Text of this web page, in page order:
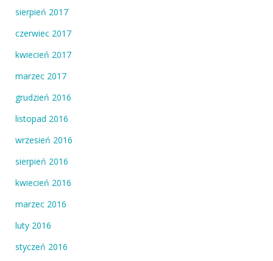
sierpień 2017
czerwiec 2017
kwiecień 2017
marzec 2017
grudzień 2016
listopad 2016
wrzesień 2016
sierpień 2016
kwiecień 2016
marzec 2016
luty 2016
styczeń 2016